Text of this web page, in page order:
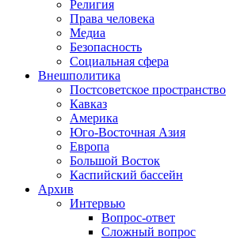
Религия
Права человека
Медиа
Безопасность
Социальная сфера
Внешполитика
Постсоветское пространство
Кавказ
Америка
Юго-Восточная Азия
Европа
Большой Восток
Каспийский бассейн
Архив
Интервью
Вопрос-ответ
Сложный вопрос